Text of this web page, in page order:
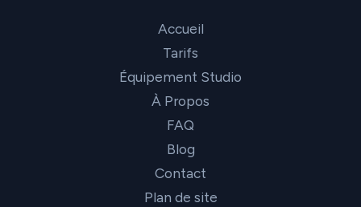
Accueil
Tarifs
Équipement Studio
À Propos
FAQ
Blog
Contact
Plan de site